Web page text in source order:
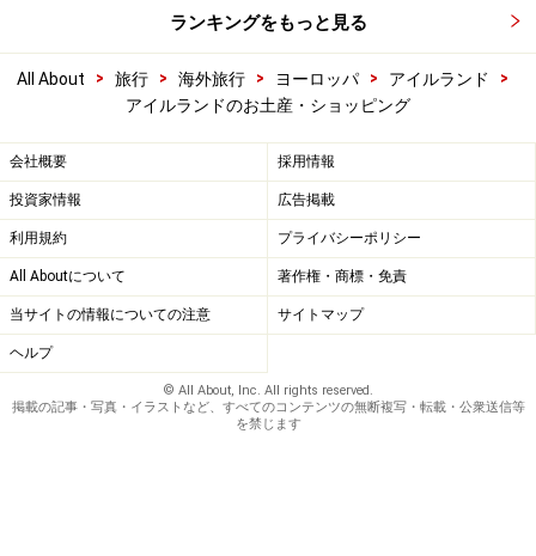
ランキングをもっと見る
All About > 旅行 > 海外旅行 > ヨーロッパ > アイルランド
>
アイルランドのお土産・ショッピング
会社概要 採用情報
投資家情報 広告掲載
利用規約 プライバシーポリシー
All Aboutについて 著作権・商標・免責
当サイトの情報についての注意 サイトマップ
ヘルプ
© All About, Inc. All rights reserved.
掲載の記事・写真・イラストなど、すべてのコンテンツの無断複写・転載・公衆送信等
を禁じます